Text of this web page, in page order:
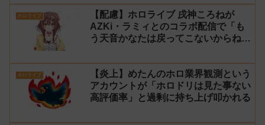
ホロライブ
【配慮】ホロライブ 戌神ころねが
AZKi・ラミィとのコラボ配信で「も
う天音かなたは戻ってこないからね」
ホロライブ
【炎上】めたんのホロ業界観測という
アカウントが「ホロドリは見た事ない
高評価率」と過剰に持ち上げ叩かれる